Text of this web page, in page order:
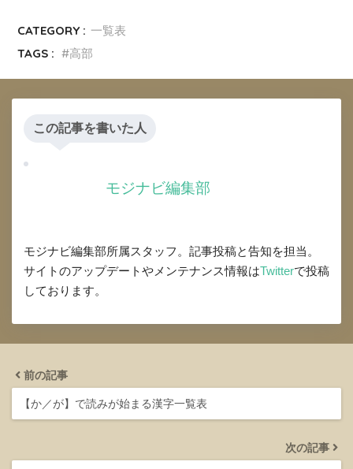
CATEGORY : 一覧表
TAGS :
高部
この記事を書いた人
モジナビ編集部
モジナビ編集部所属スタッフ。記事投稿と告知を担当。
サイトのアップデートやメンテナンス情報はTwitterで投稿
しております。
前の記事
【か／が】で読みが始まる漢字一覧表
次の記事